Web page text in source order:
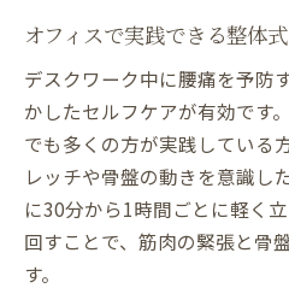
オフィスで実践できる整体
デスクワーク中に腰痛を予防
かしたセルフケアが有効です
でも多くの方が実践している
レッチや骨盤の動きを意識し
に30分から1時間ごとに軽く
回すことで、筋肉の緊張と骨
す。